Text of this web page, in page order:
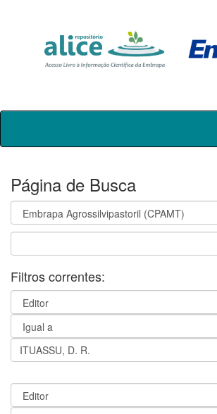
Skip
Página de Busca
Filtros correntes: